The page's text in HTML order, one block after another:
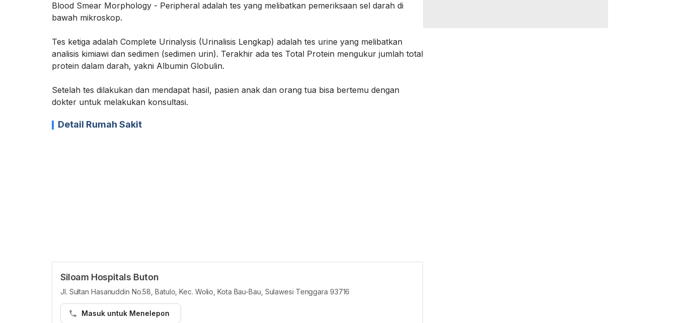
Blood Smear Morphology - Peripheral adalah tes yang melibatkan pemeriksaan sel darah di
bawah mikroskop.
Tes ketiga adalah Complete Urinalysis (Urinalisis Lengkap) adalah tes urine yang melibatkan
analisis kimiawi dan sedimen (sedimen urin). Terakhir ada tes Total Protein mengukur jumlah total
protein dalam darah, yakni Albumin Globulin.
Setelah tes dilakukan dan mendapat hasil, pasien anak dan orang tua bisa bertemu dengan
dokter untuk melakukan konsultasi.
Detail Rumah Sakit
Siloam Hospitals Buton
Jl. Sultan Hasanuddin No.58, Batulo, Kec. Wolio, Kota Bau-Bau, Sulawesi Tenggara 93716
Masuk untuk Menelepon